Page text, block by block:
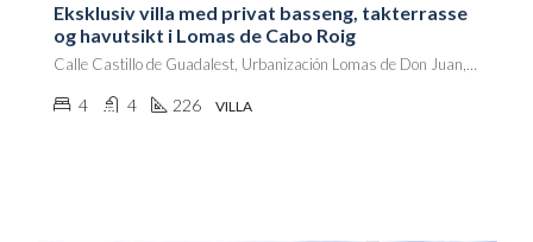
Eksklusiv villa med privat basseng, takterrasse
og havutsikt i Lomas de Cabo Roig
Calle Castillo de Guadalest, Urbanización Lomas de Don Juan, Villa Martín, Orihuela, el Baix Segura / La Vega Baja, Alacant / Alicante, Comunitat Valenciana, 03189, España
4 4 226 VILLA